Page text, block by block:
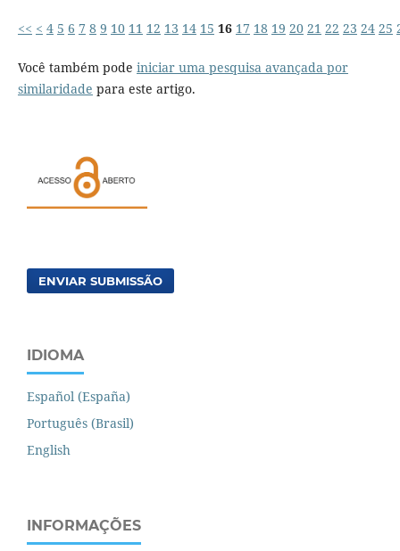
<< < 4 5 6 7 8 9 10 11 12 13 14 15 16 17 18 19 20 21 22 23 24 25
Você também pode iniciar uma pesquisa avançada por
similaridade para este artigo.
ENVIAR SUBMISSÃO
IDIOMA
Español (España)
Português (Brasil)
English
INFORMAÇÕES